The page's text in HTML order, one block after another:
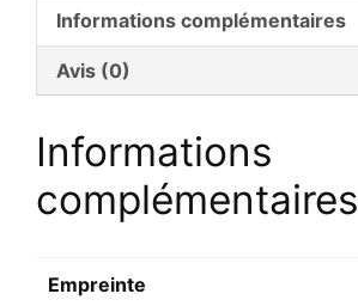
4913
Informations complémentaires
Avis (0)
Informations
complémentaires
Empreinte